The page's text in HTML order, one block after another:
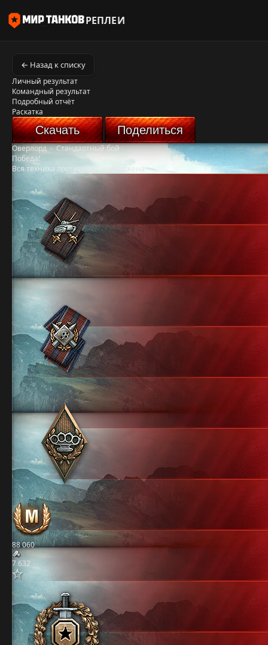
РЕПЛЕИ
← Назад к списку
Личный результат
Командный результат
Подробный отчёт
Раскатка
Скачать Поделиться
Оверлорд-Стандартный бой
Победа!
Вся техника противника уничтожена
88 060
7 632